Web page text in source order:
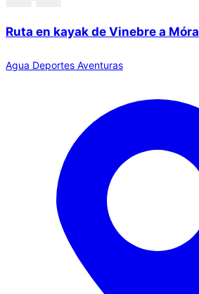
Ruta en kayak de Vinebre a Móra
Agua Deportes Aventuras